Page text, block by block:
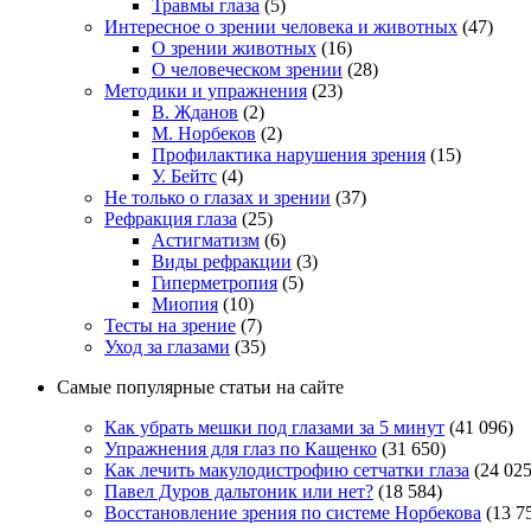
Травмы глаза (5)
Интересное о зрении человека и животных (47)
О зрении животных (16)
О человеческом зрении (28)
Методики и упражнения (23)
В. Жданов (2)
М. Норбеков (2)
Профилактика нарушения зрения (15)
У. Бейтс (4)
Не только о глазах и зрении (37)
Рефракция глаза (25)
Астигматизм (6)
Виды рефракции (3)
Гиперметропия (5)
Миопия (10)
Тесты на зрение (7)
Уход за глазами (35)
Самые популярные статьи на сайте
Как убрать мешки под глазами за 5 минут (41 096)
Упражнения для глаз по Кащенко (31 650)
Как лечить макулодистрофию сетчатки глаза (24
Павел Дуров дальтоник или нет? (18 584)
Восстановление зрения по системе Норбекова (13